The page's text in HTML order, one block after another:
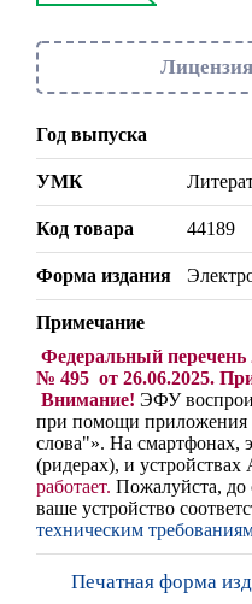
Год выпуска
УМК
Код товара 44189
Форма издания
Примечание
Федеральный перечень
№ 495 от 26.06.2025.
Внимание! ЭФУ
при помощи приложения
слова"». На смартфонах,
(ридерах), и устройствах
работает. Пожалуйста, до
ваше устройство
техническим
Печатная форма